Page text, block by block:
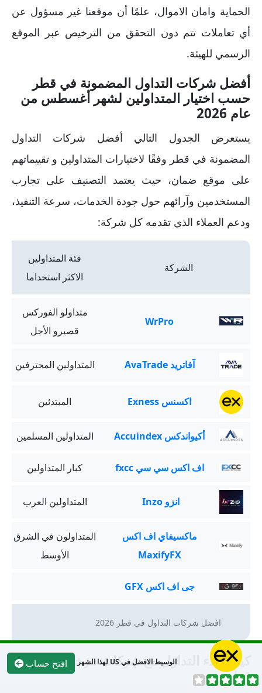
الحماية وامان الاموال، علمًا أن موقعنا غير مسؤول عن
أي تعاملات تتم دون التحقق من الترخيص عبر الموقع
الرسمي للهيئة.
أفضل شركات التداول المضمونة في قطر
حسب اختيار المتداولين لشهر أغسطس من
عام 2026
يستعرض الجدول التالي أفضل شركات التداول
المضمونة في قطر وفقًا لاختيارات المتداولين و تقييماتهم
على موقع ضمان، حيث يعتمد التصنيف على تجارب
المستخدمين وآرائهم حول جودة الخدمات، سرعة التنفيذ،
ودعم العملاء الذي تقدمه كل شركة:
الشركة
فئة المتداولين
الاكثر استخداما
WrPro
متداولو الفوركس
قصيرو الأجل
آفاتريد AvaTrade المتداولين المحترفين
اكسنس Exness المبتدئين
أكيواندكس Accuindex المتداولين المسلمين
اف اكس سي سي fxcc كبار المتداولين
انزو Inzo المتداولين العرب
ماكسيفاي اف اكس
MaxifyFX
المتداولون في الشرق
الأوسط
جى اف اكس GFX
افضل شركات التداول في قطر 2026
كيفية بدء التداول مع شركات مرخصة في
قطر
الوسيط الافضل في US لهذا الشهر افتح حساب